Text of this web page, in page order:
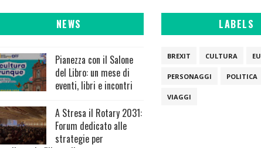
NEWS
Pianezza con il Salone
del Libro: un mese di
eventi, libri e incontri
A Stresa il Rotary 2031:
Forum dedicato alle
strategie per
LABELS
BREXIT CULTURA EU
PERSONAGGI POLITICA
VIAGGI